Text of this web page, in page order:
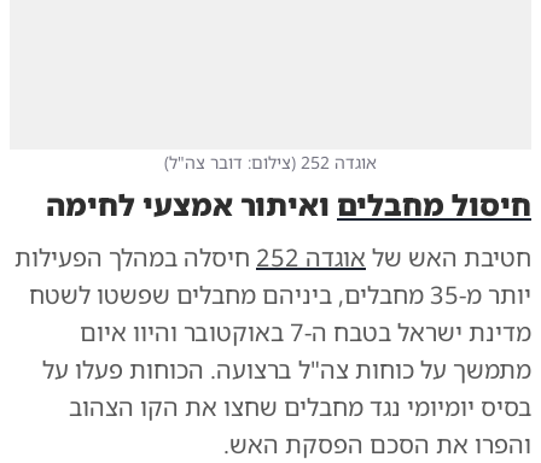
אוגדה 252 (צילום: דובר צה"ל)
חיסול מחבלים ואיתור אמצעי לחימה
חטיבת האש של אוגדה 252
חיסלה במהלך הפעילות
יותר מ-35 מחבלים, ביניהם מחבלים שפשטו לשטח
מדינת ישראל בטבח ה-7 באוקטובר והיוו איום
מתמשך על כוחות צה"ל ברצועה. הכוחות פעלו על
בסיס יומיומי נגד מחבלים שחצו את הקו הצהוב
והפרו את הסכם הפסקת האש.